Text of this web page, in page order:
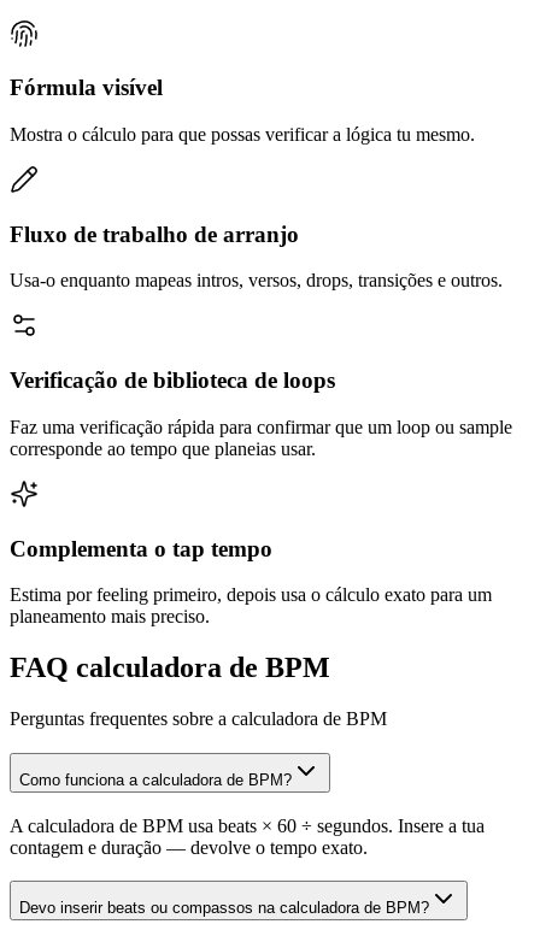
Fórmula visível
Mostra o cálculo para que possas verificar a lógica tu mesmo.
Fluxo de trabalho de arranjo
Usa-o enquanto mapeas intros, versos, drops, transições e outros.
Verificação de biblioteca de loops
Faz uma verificação rápida para confirmar que um loop ou sample
corresponde ao tempo que planeias usar.
Complementa o tap tempo
Estima por feeling primeiro, depois usa o cálculo exato para um
planeamento mais preciso.
FAQ calculadora de BPM
Perguntas frequentes sobre a calculadora de BPM
Como funciona a calculadora de BPM?
A calculadora de BPM usa beats × 60 ÷ segundos. Insere a tua
contagem e duração — devolve o tempo exato.
Devo inserir beats ou compassos na calculadora de BPM?